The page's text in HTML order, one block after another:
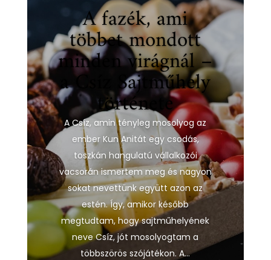
A fazék, ami
többet mondott
minden virágnál –
a Csíz Sajtműhely
története
A Csíz, amin tényleg mosolyog az
ember Kun Anitát egy csodás,
toszkán hangulatú vállalkozói
vacsorán ismertem meg és nagyon
sokat nevettünk együtt azon az
estén. Így, amikor később
megtudtam, hogy sajtműhelyének
neve Csíz, jót mosolyogtam a
többszörös szójátékon. A...